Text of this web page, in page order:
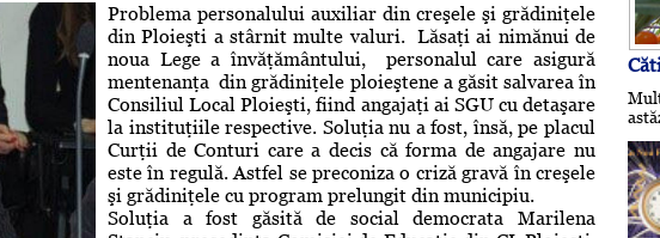
Problema personalului auxiliar din creşele şi grădiniţele
din Ploieşti a stârnit multe valuri. Lăsaţi ai nimănui de
noua Lege a învăţământului, personalul care asigură
mentenanţa din grădiniţele ploieştene a găsit salvarea în
Consiliul Local Ploieşti, fiind angajaţi ai SGU cu detaşare
la instituţiile respective. Soluţia nu a fost, însă, pe placul
Curţii de Conturi care a decis că forma de angajare nu
este în regulă. Astfel se preconiza o criză gravă în creşele
şi grădiniţele cu program prelungit din municipiu.
Soluţia a fost găsită de social democrata Marilena